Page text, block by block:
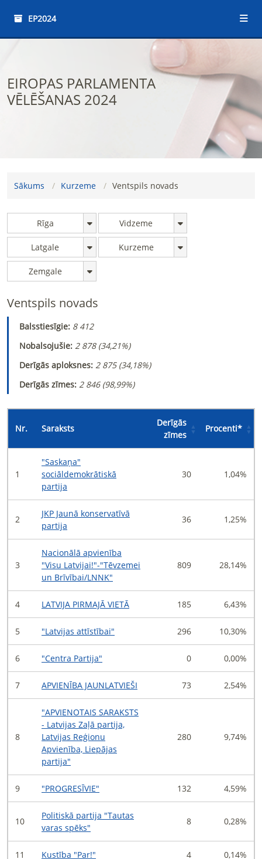
EP2024
EIROPAS PARLAMENTA
VĒLĒŠANAS 2024
Sākums Kurzeme Ventspils novads
Rīga Vidzeme
Latgale Kurzeme
Zemgale
Ventspils novads
Balsstiesīgie: 8 412
Nobalsojušie: 2 878 (34,21%)
Derīgās aploksnes: 2 875 (34,18%)
Derīgās zīmes: 2 846 (98,99%)
Nr. Saraksts
Derīgās
zīmes
Procenti*
1
"Saskaņa"
sociāldemokrātiskā
partija
30 1,04%
2
JKP Jaunā konservatīvā
partija
36 1,25%
3
Nacionālā apvienība
"Visu Latvijai!"-"Tēvzemei
un Brīvībai/LNNK"
809 28,14%
4 LATVIJA PIRMAJĀ VIETĀ 185 6,43%
5 "Latvijas attīstībai" 296 10,30%
6 "Centra Partija" 0 0,00%
7 APVIENĪBA JAUNLATVIEŠI 73 2,54%
8
"APVIENOTAIS SARAKSTS
- Latvijas Zaļā partija,
Latvijas Reģionu
Apvienība, Liepājas
partija"
280 9,74%
9 "PROGRESĪVIE" 132 4,59%
10
Politiskā partija "Tautas
varas spēks"
8 0,28%
11 Kustība "Par!" 4 0,14%